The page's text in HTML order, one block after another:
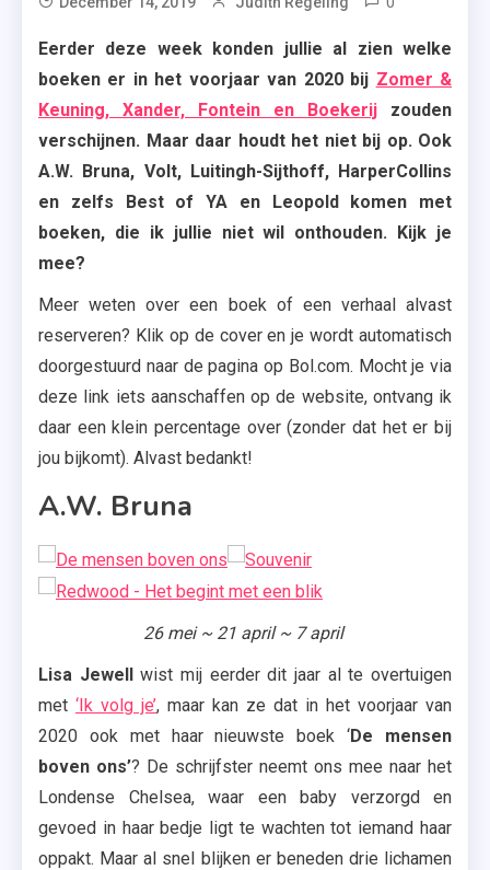
Bruna
,
Best
Of
YA
De
Elle
Kennedy
,
,
Luitingh-
Sijthoff
,
Suzanne
Collins
Eerder deze week konden jullie al zien welke
boeken er in het voorjaar van 2020 bij Zomer &
Keuning, Xander, Fontein en Boekerij zouden
verschijnen. Maar daar houdt het niet bij op. Ook
A.W. Bruna, Volt, Luitingh-Sijthoff, HarperCollins
en zelfs Best of YA en Leopold komen met
boeken, die ik jullie niet wil onthouden. Kijk je
mee?
Meer weten over een boek of een verhaal alvast
reserveren? Klik op de cover en je wordt automatisch
doorgestuurd naar de pagina op Bol.com. Mocht je via
deze link iets aanschaffen op de website, ontvang ik
daar een klein percentage over (zonder dat het er bij
jou bijkomt). Alvast bedankt!
A.W. Bruna
26 mei ~ 21 april ~ 7 april
Lisa Jewellwist mij eerder dit jaar al te overtuigen
met ‘Ik volg je’, maar kan ze dat in het voorjaar van
2020 ook met haar nieuwste boek ‘De mensen
boven ons’? De schrijfster neemt ons mee naar het
Londense Chelsea, waar een baby verzorgd en
gevoed in haar bedje ligt te wachten tot iemand haar
oppakt. Maar al snel blijken er beneden drie lichamen